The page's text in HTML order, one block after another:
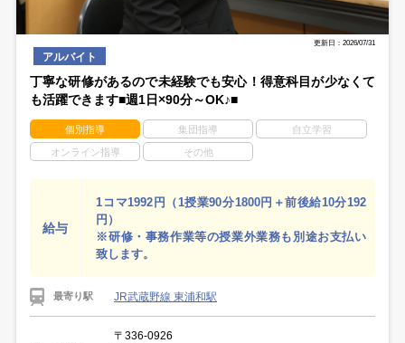
更新日：2026/07/31
アルバイト
丁寧な研修があるので未経験でも安心！得意科目が少なくて
も活躍できます■週1日×90分～OK♪■
個別指導 集団指導 自立学習
オンライン指導 その他
給与
1コマ1992円（1授業90分1800円＋前後給10分192
円）
※研修・事務作業等の授業外業務も別途お支払い
致します。
最寄り駅 JR武蔵野線 東浦和駅
〒336-0926